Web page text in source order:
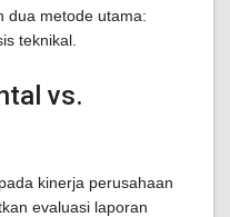
dua metode utama:
teknikal.
vs.
kinerja perusahaan
evaluasi laporan